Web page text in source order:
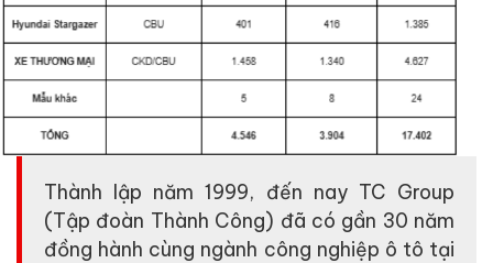
Thành lập năm 1999, đến nay TC Group
(Tập đoàn Thành Công) đã có gần 30 năm
đồng hành cùng ngành công nghiệp ô tô tại